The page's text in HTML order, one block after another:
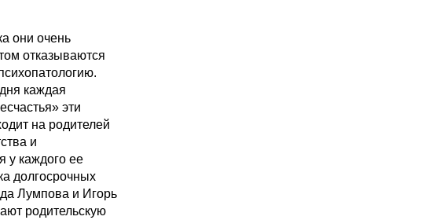
они очень
отказываются
каждая
эти
на родителей
и
у каждого ее
долгосрочных
Лумпова и Игорь
родительскую